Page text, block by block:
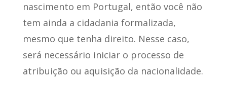
nascimento em Portugal, então você não
tem ainda a cidadania formalizada,
mesmo que tenha direito. Nesse caso,
será necessário iniciar o processo de
atribuição ou aquisição da nacionalidade.